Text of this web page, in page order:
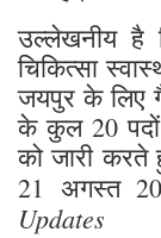
उल्लेखनीय है
चिकित्सा
जयपुर के लिए
के कुल 20 पदों
को जारी
21 अगस्त
Updates